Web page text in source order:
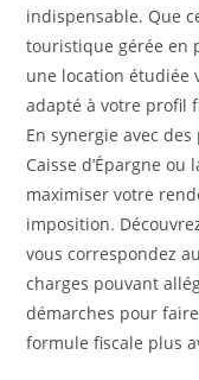
indispensable. Que
touristique gérée en
une location étudiée
adapté à votre profil
En synergie avec
Caisse d’Épargne ou
maximiser votre
imposition.
vous correspondez
charges pouvant
démarches pour
formule fiscale plus